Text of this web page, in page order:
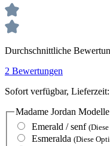
Durchschnittliche
2 Bewertungen
Sofort verfügbar,
Madame Jordan Modelle
Emerald / senf
Esmeralda (Diese